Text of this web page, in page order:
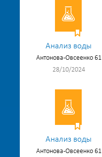
Анализ воды
Антонова-Овсеенко 61
28/10/2024
Анализ воды
Антонова-Овсеенко 61